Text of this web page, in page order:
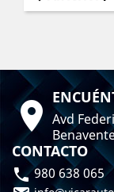
 Avd
CONTACTO
980 638 065